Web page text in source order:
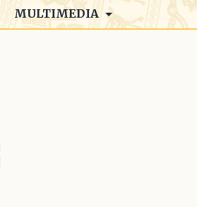
MULTIMEDIA